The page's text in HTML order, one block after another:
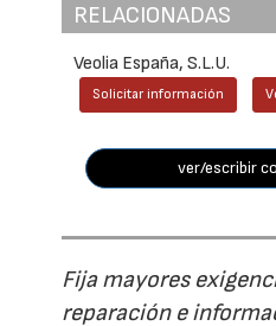
RELACIONADAS
Veolia España, S.L.U.
Solicitar información
ver/escribir
Fija mayores
reparación e